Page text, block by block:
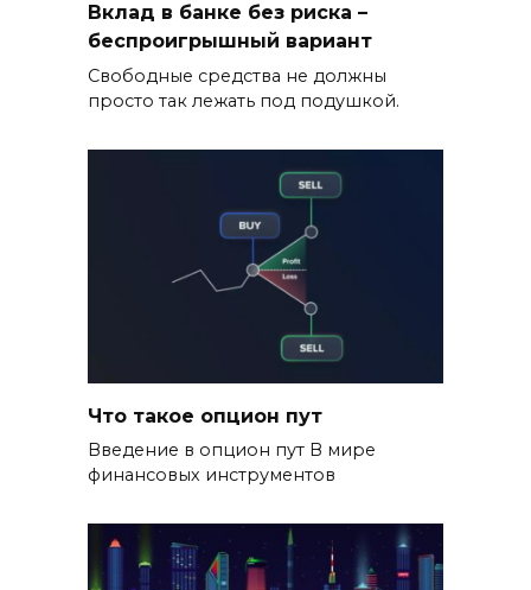
Вклад в банке без риска –
беспроигрышный вариант
Свободные средства не должны
просто так лежать под подушкой.
Что такое опцион пут
Введение в опцион пут В мире
финансовых инструментов